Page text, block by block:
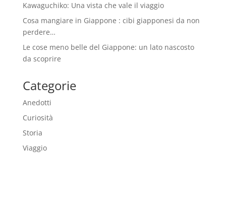
Kawaguchiko: Una vista che vale il viaggio
Cosa mangiare in Giappone : cibi giapponesi da non
perdere…
Le cose meno belle del Giappone: un lato nascosto
da scoprire
Categorie
Anedotti
Curiosità
Storia
Viaggio